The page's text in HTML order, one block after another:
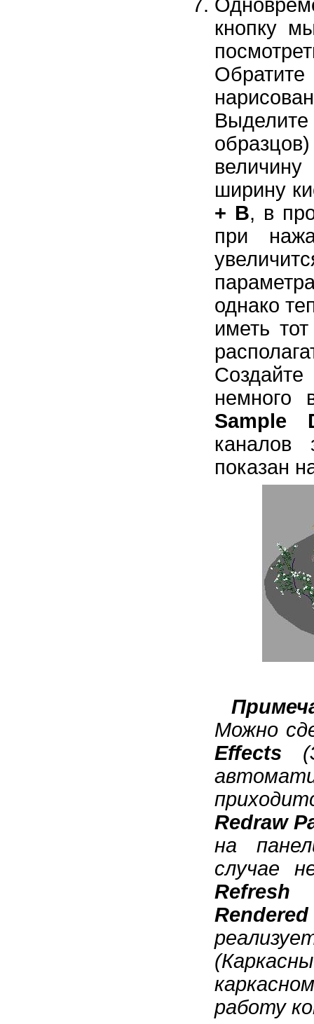
кнопку
ширину
+ B, в
при
однако
иметь
немного
Sample
каналов
показан
Можно
Effects
Redraw
на
случае
Refresh
Rendered
работу